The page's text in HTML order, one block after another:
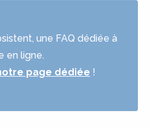
une FAQ dédiée à
en ligne.
page dédiée !